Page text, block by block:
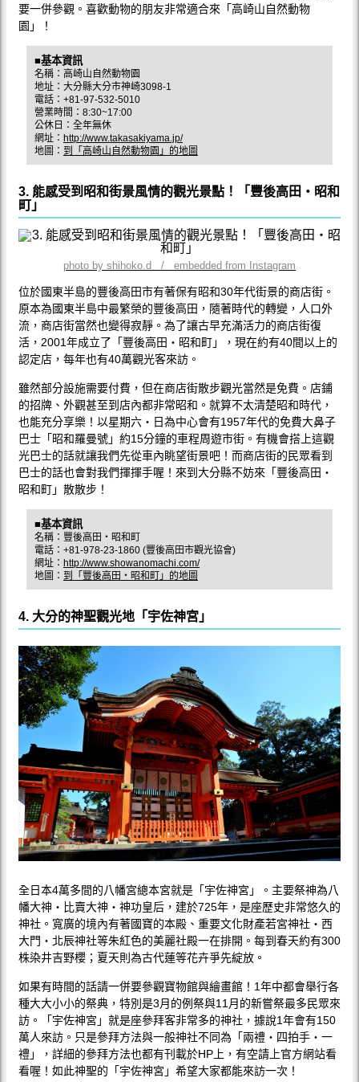
要一併參觀。喜歡動物的朋友非常適合來「高崎山自然動物
園」！
■基本資訊
名稱：高崎山自然動物園
地址：大分縣大分市神崎3098-1
電話：+81-97-532-5010
營業時間：8:30~17:00
公休日：全年無休
網址： http://www.takasakiyama.jp/
地圖： 到「高崎山自然動物園」的地圖
3. 能感受到昭和街景風情的觀光景點！「豐後高田‧昭和
町」
photo by shihoko.d / embedded from Instagram
位於國東半島的豐後高田市有著保有昭和30年代街景的商店街。
原本為國東半島中最繁榮的豐後高田，隨著時代的轉變，人口外
流，商店街當然也變得寂靜。為了讓古早充滿活力的商店街復
活，2001年成立了「豐後高田‧昭和町」，現在約有40間以上的
認定店，每年也有40萬觀光客來訪。
雖然部分設施需要付費，但在商店街散步觀光當然是免費。店鋪
的招牌、外觀甚至到店內都非常昭和。就算不太清楚昭和時代，
也能充分享樂！以星期六‧日為中心會有1957年代的免費大鼻子
巴士「昭和羅曼號」約15分鐘的車程周遊市街。有機會搭上這觀
光巴士的話就讓我們先從車內眺望街景吧！而商店街的民眾看到
巴士的話也會對我們揮揮手喔！來到大分縣不妨來「豐後高田‧
昭和町」散散步！
■基本資訊
名稱：豐後高田‧昭和町
電話：+81-978-23-1860 (豐後高田市觀光協會)
網址： http://www.showanomachi.com/
地圖： 到「豐後高田‧昭和町」的地圖
4. 大分的神聖觀光地「宇佐神宮」
全日本4萬多間的八幡宮總本宮就是「宇佐神宮」。主要祭神為八
幡大神‧比賣大神‧神功皇后，建於725年，是座歷史非常悠久的
神社。寬廣的境內有著國寶的本殿、重要文化財產若宮神社‧西
大門‧北辰神社等朱紅色的美麗社殿一在排開。每到春天約有300
株染井吉野櫻；夏天則為古代蓮等花卉爭先綻放。
如果有時間的話請一併要參觀寶物館與繪畫館！1年中都會舉行各
種大大小小的祭典，特別是3月的例祭與11月的新嘗祭最多民眾來
訪。「宇佐神宮」就是座參拜客非常多的神社，據說1年會有150
萬人來訪。只是參拜方法與一般神社不同為「兩禮‧四拍手‧一
禮」，詳細的參拜方法也都有刊載於HP上，有空請上官方網站看
看喔！如此神聖的「宇佐神宮」希望大家都能來訪一次！